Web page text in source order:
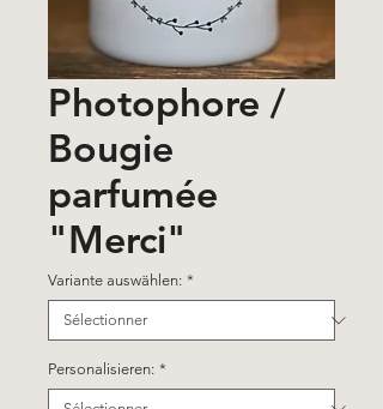
Photophore /
Bougie
parfumée
"Merci"
Variante auswählen: *
Personalisieren: *